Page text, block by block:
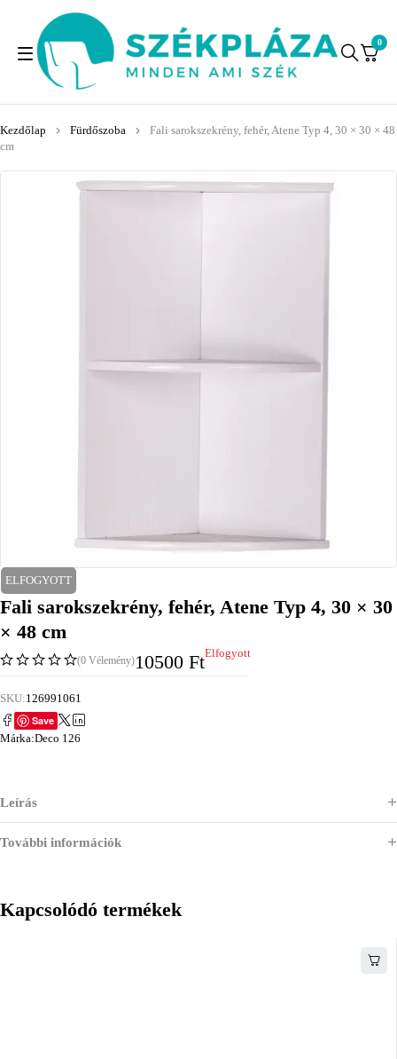
0
Kezdőlap Fürdőszoba
Fali sarokszekrény, fehér, Atene Typ 4, 30 × 30 × 48
cm
ELFOGYOTT
Fali sarokszekrény, fehér, Atene Typ 4, 30 × 30
× 48 cm
(0 Vélemény)10500 FtElfogyott
SKU:126991061
Save
Márka:Deco 126
Leírás
További információk
Kapcsolódó termékek